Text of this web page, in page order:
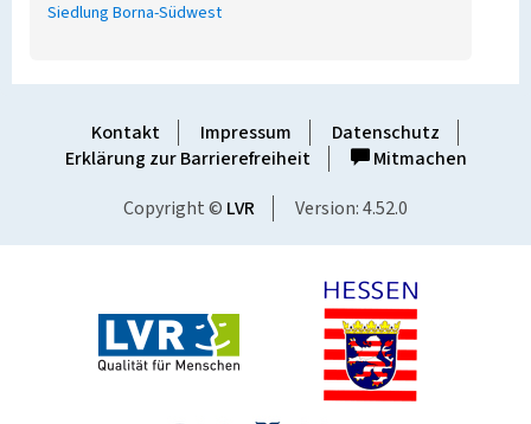
Siedlung Borna-Südwest
Kontakt Impressum
Datenschutz
Erklärung zur Barrierefreiheit
Mitmachen
Copyright © LVR Version: 4.52.0